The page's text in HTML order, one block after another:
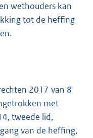
wethouders kan
tot de heffing
2017 van 8
met
tweede lid,
van de heffing,